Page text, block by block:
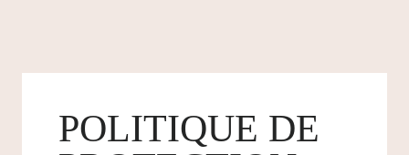
POLITIQUE DE